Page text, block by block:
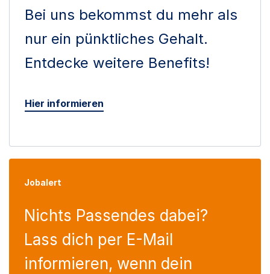
Bei uns bekommst du mehr als
nur ein pünktliches Gehalt.
Entdecke weitere Benefits!
Hier informieren
Jobalert
Nichts Passendes dabei?
Lass dich per E-Mail
informieren, wenn dein